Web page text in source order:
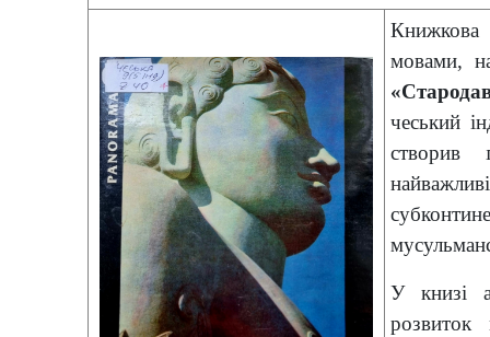
Книжкова
мовами,
чеський
створив
У книзі